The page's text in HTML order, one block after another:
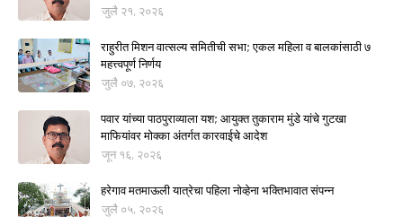
जुलै २१, २०२६
राहुरीत मिशन वात्सल्य समितीची सभा; एकल महिला व बालकांसाठी ७
महत्त्वपूर्ण निर्णय
जुलै ०७, २०२६
पवार यांच्या पाठपुराव्याला यश; आयुक्त तुकाराम मुंडे यांचे गुटखा
माफियांवर मोक्का अंतर्गत कारवाईचे आदेश
जून १६, २०२६
हरेगाव मतमाऊली यात्रेचा पहिला नोव्हेना भक्तिभावात संपन्न
जुलै ०५, २०२६